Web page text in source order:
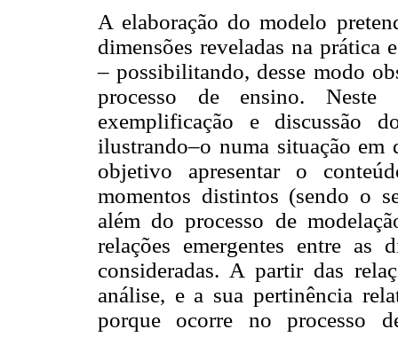
A elaboração do modelo
dimensões reveladas na prática
– possibilitando, desse modo
processo de ensino. Neste
exemplificação e discussão
ilustrando–o numa situação
objetivo apresentar o
momentos distintos (sendo o
além do processo de
relações emergentes entre as
consideradas. A partir das
análise, e a sua pertinência
porque ocorre no processo